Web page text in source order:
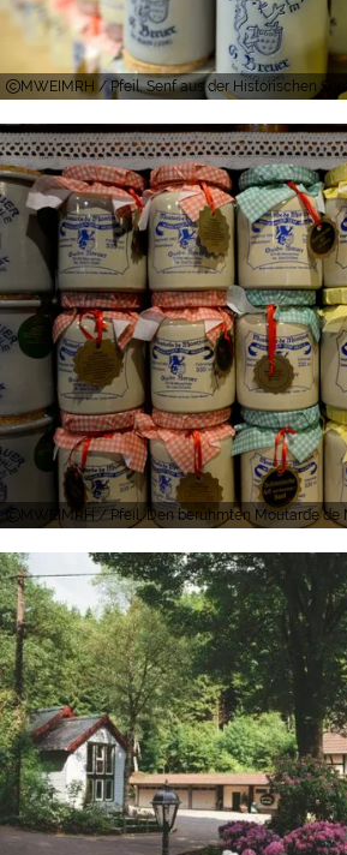
MWEIMRH / Pfeil, Senf aus der Historischen
MWEIMRH / Pfeil, Den berühmten Moutarde